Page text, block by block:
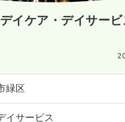
イケア・デイサービ
緑区
イサービス